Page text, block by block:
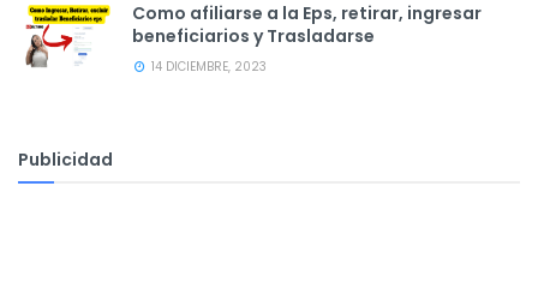
Como afiliarse a la Eps, retirar, ingresar
beneficiarios y Trasladarse
14 DICIEMBRE, 2023
Publicidad